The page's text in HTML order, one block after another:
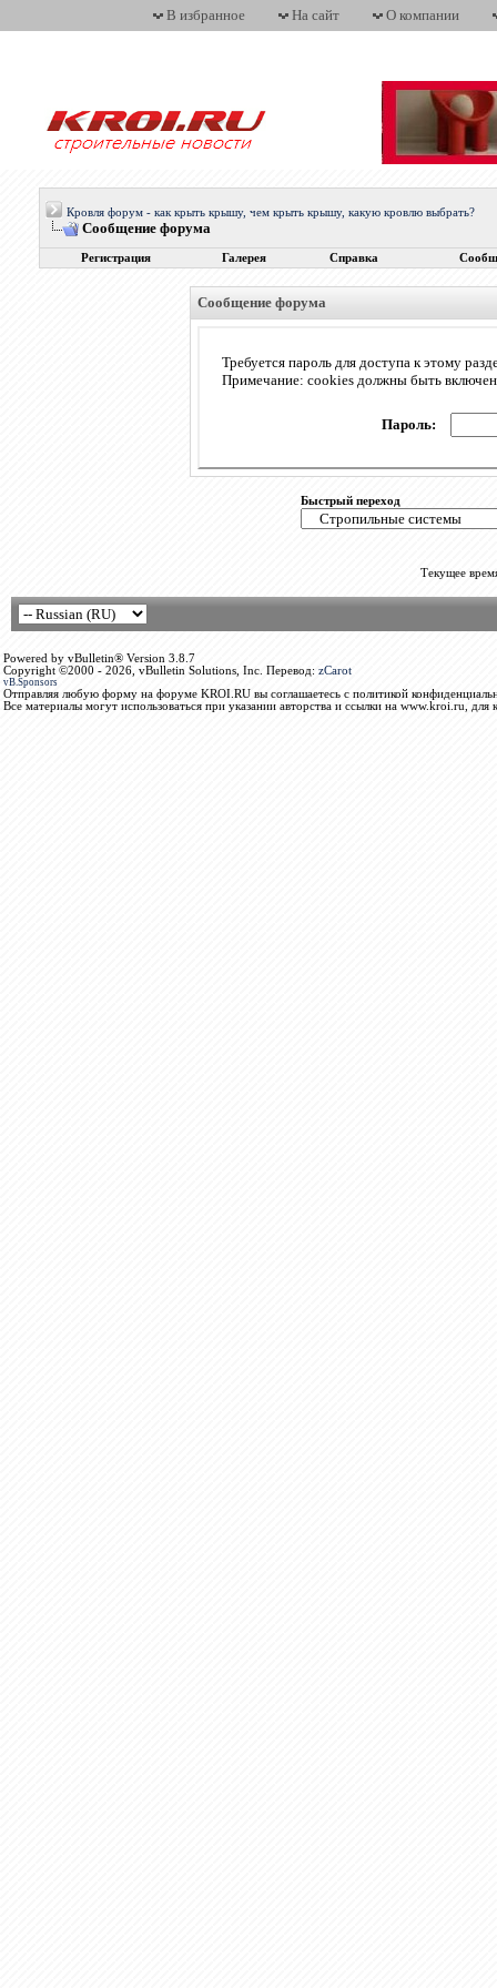
В избранное На сайт О компании
Кровля форум - как крыть крышу, чем крыть крышу, какую кровлю выбрать?
Сообщение форума
Регистрация Галерея Справка
Сообщение форума
Требуется пароль для доступа к этому
Примечание: cookies должны быть
Пароль:
Быстрый переход
Текущее
Powered by vBulletin® Version 3.8.7
Copyright ©2000 - 2026, vBulletin Solutions, Inc. Перевод: zCarot
vB.Sponsors
Отправляя любую форму на форуме KROI.RU вы соглашаетесь с политикой
Все материалы могут использоваться при указании авторства и ссылки на www.kroi.ru, для